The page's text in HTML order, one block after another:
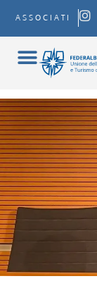
ASSOCIATI